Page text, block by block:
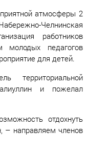
атмосферы 2
Челнинская
работников
молодых педагогов
для детей.
территориальной
и пожелал
отдохнуть
– направляем членов